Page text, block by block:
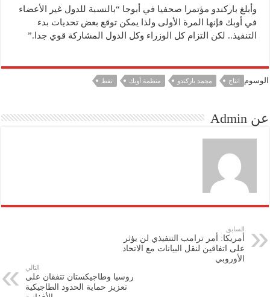
وأبلغ باركندو مؤتمرا صحفيا في أبوجا “بالنسبة للدول غير الأعضاء
في أوبك فإنها المرة الأولى ولذا يمكن توقع بعض تحديات بدء
التنفيذ.. لكن التزام كل الوزراء وكل الدول المشاركة قوي جدا.”
الوسوم انتاج محمد باركندو منظمة أوبك نفط
عن Admin
السابق
أمريكا: أمر ترامب التنفيذي لن يؤثر
على اتفاقين لنقل البيانات مع الاتحاد
الأوروبي
التالي
روسيا وطاجيكستان تتفقان على
تعزيز حماية الحدود الطاجيكية